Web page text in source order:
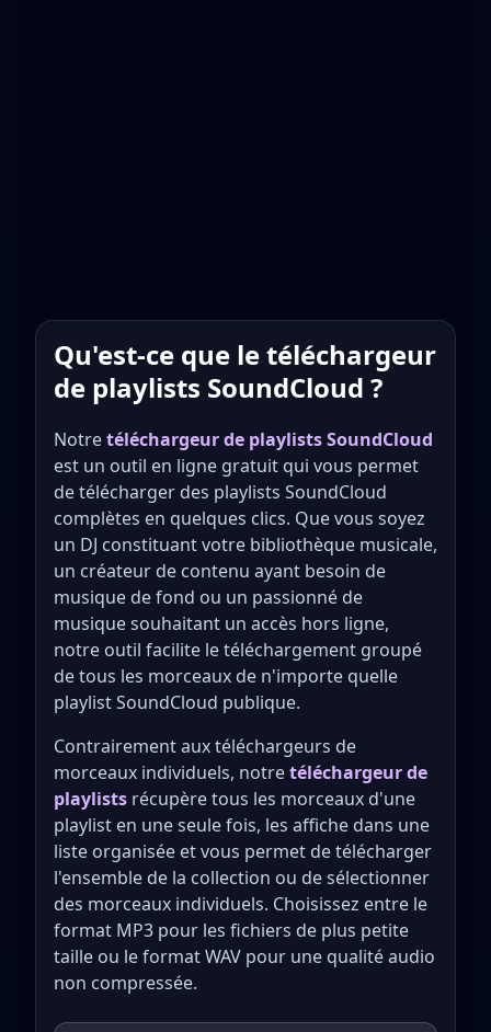
Qu'est-ce que le téléchargeur
de playlists SoundCloud ?
Notretéléchargeur de playlists SoundCloud
est un outil en ligne gratuit qui vous permet
de télécharger des playlists SoundCloud
complètes en quelques clics. Que vous soyez
un DJ constituant votre bibliothèque musicale,
un créateur de contenu ayant besoin de
musique de fond ou un passionné de
musique souhaitant un accès hors ligne,
notre outil facilite le téléchargement groupé
de tous les morceaux de n'importe quelle
playlist SoundCloud publique.
Contrairement aux téléchargeurs de
morceaux individuels, notretéléchargeur de
playlists récupère tous les morceaux d'une
playlist en une seule fois, les affiche dans une
liste organisée et vous permet de télécharger
l'ensemble de la collection ou de sélectionner
des morceaux individuels. Choisissez entre le
format MP3 pour les fichiers de plus petite
taille ou le format WAV pour une qualité audio
non compressée.